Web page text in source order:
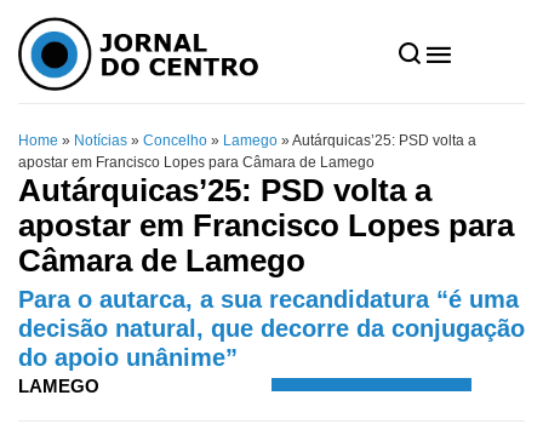
Home » Notícias » Concelho » Lamego »Autárquicas’25: PSD volta a
apostar em Francisco Lopes para Câmara de Lamego
Autárquicas’25: PSD volta a
apostar em Francisco Lopes para
Câmara de Lamego
Para o autarca, a sua recandidatura “é uma
decisão natural, que decorre da conjugação
do apoio unânime”
LAMEGO